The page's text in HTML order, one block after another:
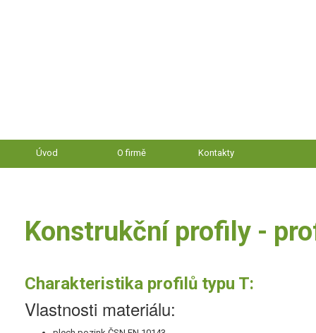
Úvod O firmě Kontakty
Konstrukční profily -
Charakteristika profilů typu T:
Vlastnosti materiálu: